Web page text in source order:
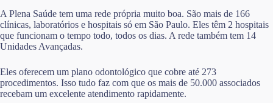
A Plena Saúde tem uma rede própria muito boa. São mais de 166
clínicas, laboratórios e hospitais só em São Paulo. Eles têm 2 hospitais
que funcionam o tempo todo, todos os dias. A rede também tem 14
Unidades Avançadas.
Eles oferecem um plano odontológico que cobre até 273
procedimentos. Isso tudo faz com que os mais de 50.000 associados
recebam um excelente atendimento rapidamente.